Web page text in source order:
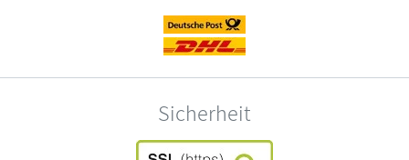
Sicherheit